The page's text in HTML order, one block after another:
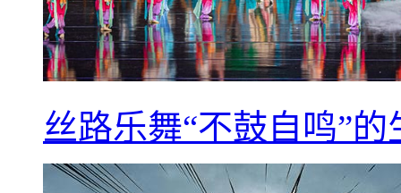
丝路乐舞“不鼓自鸣”